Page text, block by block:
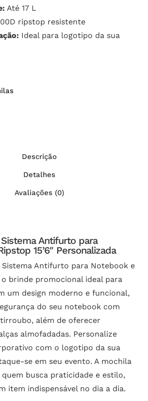
Até 17 L
ripstop resistente
Ideal para logotipo da sua
Descrição
Detalhes
Avaliações (0)
Antifurto para
15’6″ Personalizada
Antifurto para Notebook e
o brinde promocional ideal para
um design moderno e funcional,
do seu notebook com
além de oferecer
almofadadas. Personalize
com o logotipo da sua
se em seu evento. A mochila
busca praticidade e estilo,
item indispensável no dia a dia.